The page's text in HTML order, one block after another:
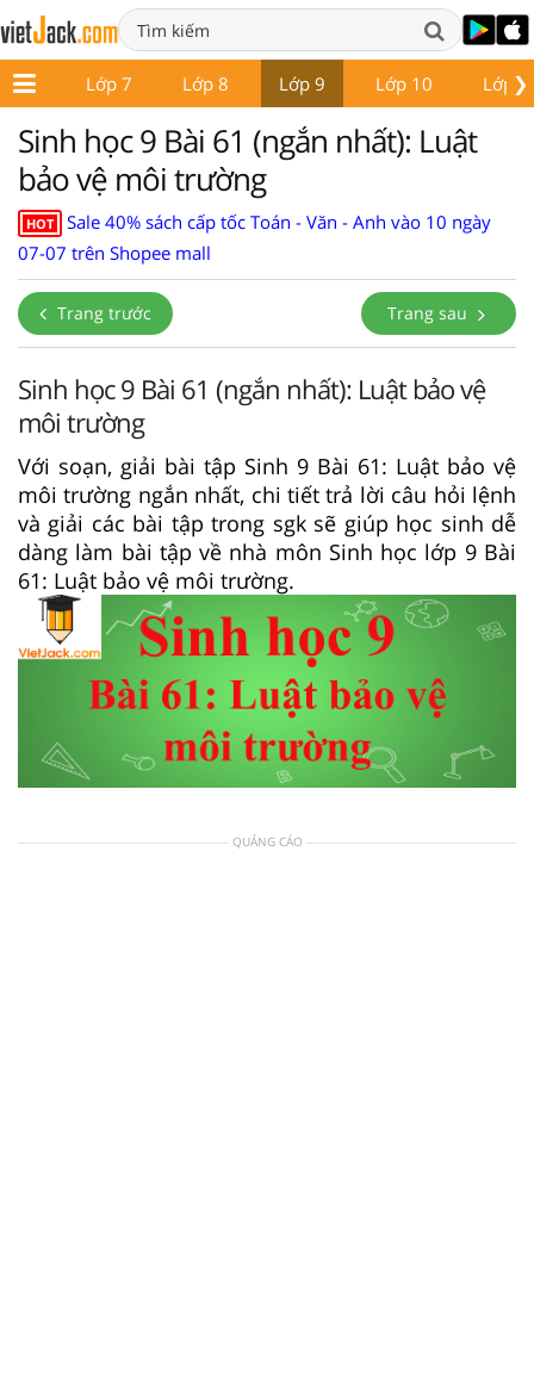
❯
6 Lớp 7 Lớp 8 Lớp 9 Lớp 10 Lớp
Sinh học 9 Bài 61 (ngắn nhất): Luật
bảo vệ môi trường
HOT
Sale 40% sách cấp tốc Toán - Văn - Anh vào 10 ngày
07-07 trên Shopee mall
Trang trước Trang sau
Sinh học 9 Bài 61 (ngắn nhất): Luật bảo vệ
môi trường
Với soạn, giải bài tập Sinh 9 Bài 61: Luật bảo vệ
môi trường ngắn nhất, chi tiết trả lời câu hỏi lệnh
và giải các bài tập trong sgk sẽ giúp học sinh dễ
dàng làm bài tập về nhà môn Sinh học lớp 9 Bài
61: Luật bảo vệ môi trường.
QUẢNG CÁO